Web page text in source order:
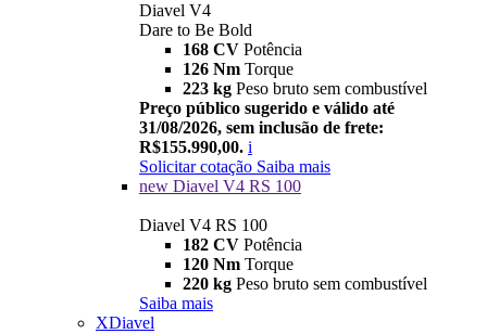
Diavel V4
Dare to Be Bold
168 CV Potência
126 Nm Torque
223 kg Peso bruto sem combustível
Preço público sugerido e válido até
31/08/2026, sem inclusão de frete:
R$155.990,00. i
Solicitar cotação Saiba mais
new Diavel V4 RS 100
Diavel V4 RS 100
182 CV Potência
120 Nm Torque
220 kg Peso bruto sem combustível
Saiba mais
XDiavel